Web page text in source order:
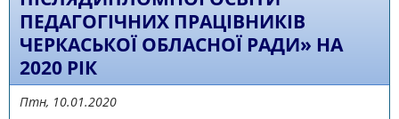
ПЕДАГОГІЧНИХ ПРАЦІВНИКІВ
ЧЕРКАСЬКОЇ ОБЛАСНОЇ РАДИ» НА
2020 РІК
Птн, 10.01.2020